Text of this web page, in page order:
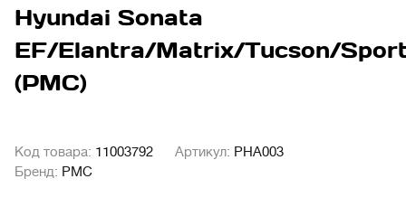
Hyundai Sonata
EF/Elantra/Matrix/Tucson/
(PMC)
Код товара: 11003792 Артикул: PHA003
Бренд: PMC